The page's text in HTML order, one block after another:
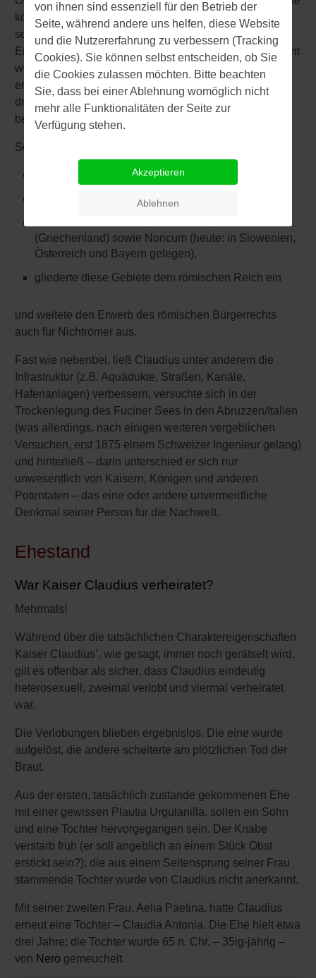
körperlicher Unpässlichkeiten litt und wegen seiner
scheinbaren Hohlköpfigkeit (die aber, nach neueren
Erkenntnissen, möglicherweise von ihm nur vorgetäuscht
worden sein soll) als ausgemachter Vollpfosten galt,
erwies sich der Fünfzigjährige in den folgenden gut
dreizehn Regierungsjahren durchaus als kluger und
besonnener Kaiser.
So vergrößerte er beispielsweise den Beamtenapparat,
optimierte die Administration,
stockte die Vollmachten der Provinzstatthalter auf,
(Griechenland) sowie Noricum (heute: in Slowenien,
Österreich und Bayern gelegen),
gliederte diese Gebiete dem römischen Reich ein
und weitete den Erwerb des römischen Bürgerrechts
auch für Nichtrömer aus.
Fast wie nebenbei, ließ Claudius unter anderem die
Infrastruktur (z.B. Aquädukte, Straßen, Kanäle,
Hafenanlagen) verbessern, versuchte sich in der
Trockenlegung des Fuciner Sees in den Abruzzen/Italien
(was allerdings, nach einigen weiteren vergeblichen
Versuchen, erst 1875 einem Schweizer Ingenieur gelang)
und hinterließ – darin unterschied er sich nur
unwesentlich von Kaisern, Königen und anderen
Potentaten – das eine oder andere unvermeidliche
Denkmal seiner Person für die Nachwelt.
Ehestand
War Kaiser Claudius verheiratet?
Mehrmals!
Während über die tatsächlichen Charaktereigenschaften
Kaiser Claudius’, wie gesagt, immer noch gerätselt wird,
gilt es offenbar als sicher, dass Claudius eindeutig
heterosexuell, zweimal verlobt und viermal verheiratet
war.
Die Verlobungen blieben ergebnislos. Die eine wurde
aufgelöst, die andere scheiterte am plötzlichen Tod der
Braut.
Aus der ersten, tatsächlich zustande gekommenen Ehe
mit einer gewissen Plautia Urgulanilla, sollen ein Sohn
und eine Tochter hervorgegangen sein. Der Knabe
verstarb früh (er soll angeblich an einem Stück Obst
erstickt sein?); die aus einem Seitensprung seiner Frau
stammende Tochter wurde von Claudius nicht anerkannt.
Mit seiner zweiten Frau, Aelia Paetina, hatte Claudius
erneut eine Tochter – Claudia Antonia. Die Ehe hielt etwa
drei Jahre; die Tochter wurde 65 n. Chr. – 35ig-jährig –
von Nero gemeuchelt.
von ihnen sind essenziell für den Betrieb der
Seite, während andere uns helfen, diese Website
und die Nutzererfahrung zu verbessern (Tracking
Cookies). Sie können selbst entscheiden, ob Sie
die Cookies zulassen möchten. Bitte beachten
Sie, dass bei einer Ablehnung womöglich nicht
mehr alle Funktionalitäten der Seite zur
Verfügung stehen.
Akzeptieren
Ablehnen